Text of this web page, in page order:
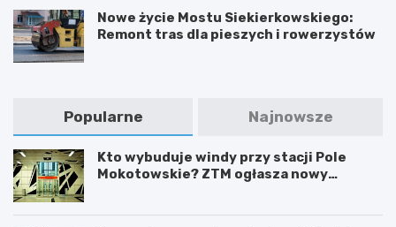
Nowe życie Mostu Siekierkowskiego:
Remont tras dla pieszych i rowerzystów
Popularne Najnowsze
Kto wybuduje windy przy stacji Pole
Mokotowskie? ZTM ogłasza nowy